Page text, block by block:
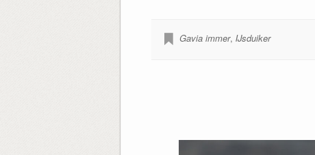
Gavia immer, IJsduiker